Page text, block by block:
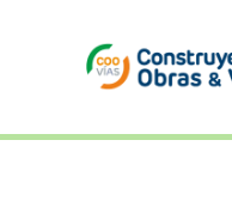
contenido